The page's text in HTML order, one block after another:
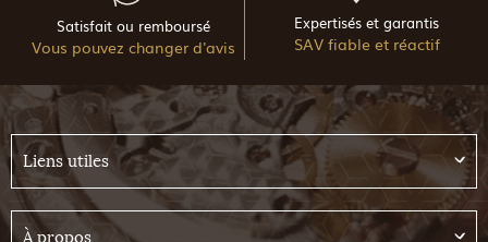
Satisfait ou remboursé
Vous pouvez changer d'avis
Expertisés et garantis
SAV fiable et réactif
Liens utiles
À propos